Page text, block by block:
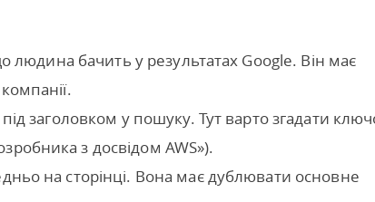
людина бачить у результатах Google. Він має
заголовком у пошуку. Тут варто згадати
з досвідом AWS»).
на сторінці. Вона має дублювати основне